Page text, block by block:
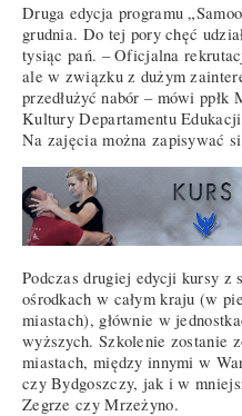
Druga edycja programu
grudnia. Do tej pory chęć
tysiąc pań. – Oficjalna
ale w związku z dużym
przedłużyć nabór – mówi ppłk
Kultury Departamentu
Na zajęcia można zapisywać
Podczas drugiej edycji kursy z
ośrodkach w całym kraju (w
miastach), głównie w
wyższych. Szkolenie zostanie
miastach, między innymi w
czy Bydgoszczy, jak i w
Zegrze czy Mrzeżyno.